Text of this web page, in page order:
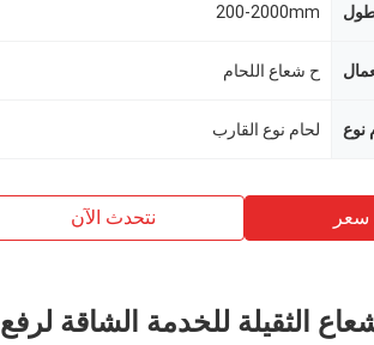
200-2000mm
ح شعاع اللحام
نوع لحام نوع القارب
نتحدث الآن
الثقيلة للخدمة الشاقة لرفع